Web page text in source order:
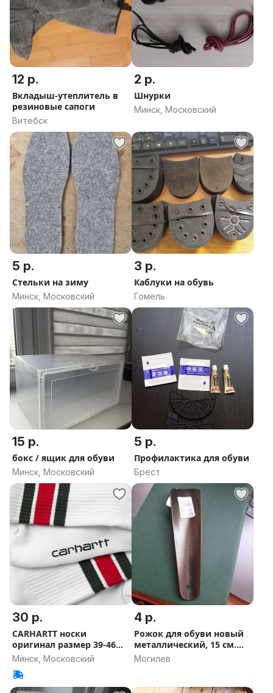
12 р.
Вкладыш-утеплитель в
резиновые сапоги
Витебск
2 р.
Шнурки
Минск, Московский
5 р.
Стельки на зиму
Минск, Московский
3 р.
Каблуки на обувь
Гомель
15 р.
бокс / ящик для обуви
Минск, Московский
5 р.
Профилактика для обуви
Брест
30 р.
CARHARTT носки
оригинал размер 39-46
новые
Минск, Московский
4 р.
Рожок для обуви новый
металлический, 15 см.
почта
Могилев